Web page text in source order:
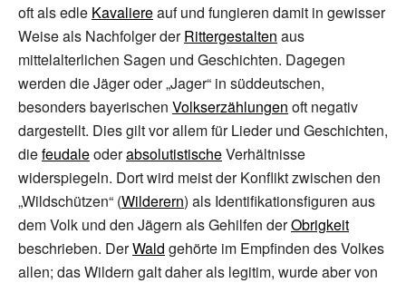
oft als edle Kavaliereauf und fungieren damit in gewisser
Weise als Nachfolger derRittergestalten aus
mittelalterlichen Sagen und Geschichten. Dagegen
werden die Jäger oder „Jager“ in süddeutschen,
besonders bayerischen Volkserzählungen oft negativ
dargestellt. Dies gilt vor allem für Lieder und Geschichten,
diefeudaleoderabsolutistischeVerhältnisse
widerspiegeln. Dort wird meist der Konflikt zwischen den
„Wildschützen“ (Wilderern) als Identifikationsfiguren aus
dem Volk und den Jägern als Gehilfen derObrigkeit
beschrieben. DerWald gehörte im Empfinden des Volkes
allen; das Wildern galt daher als legitim, wurde aber von